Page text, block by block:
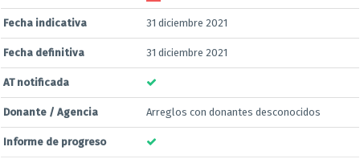
Fecha indicativa 31 diciembre 2021
Fecha definitiva 31 diciembre 2021
AT notificada
Donante / Agencia Arreglos con donantes desconocidos
Informe de progreso